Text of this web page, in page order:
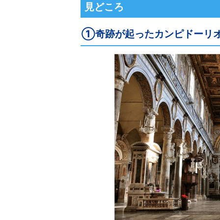
見どころ
①奇跡が起ったカンピドーリ